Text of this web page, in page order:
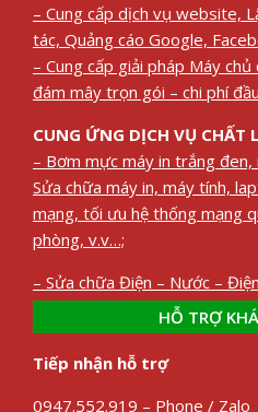
– Cung cấp dịch vụ website,
tác, Quảng cáo Google,
– Cung cấp giải pháp Máy
đám mây trọn gói – chi phí
CUNG ỨNG DỊCH VỤ CHẤT
– Bơm mực máy in trắng đen,
Sửa chữa máy in, máy tính,
mạng, tối ưu hệ thống mạng
phòng, v.v…;
– Sửa chữa Điện – Nước –
HỖ TRỢ
Tiếp nhận hỗ trợ
0947.552.919 – Phone / Zalo